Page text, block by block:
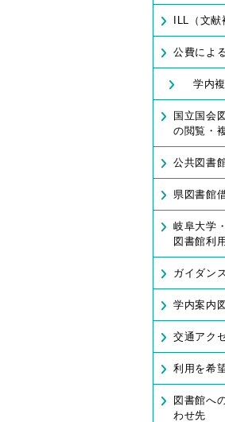
ILL（文
公費によ
学内
国立国会
の閲覧・
公共図書
県図書館
岐阜大学
図書館利
ガイダン
学内案内図
交通アク
利用を希
図書館へ
わせ先